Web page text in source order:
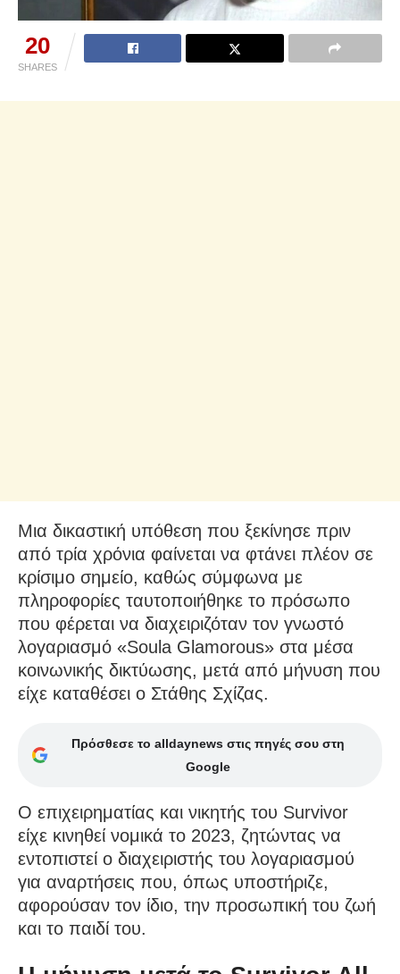
20
SHARES
Μια δικαστική υπόθεση που ξεκίνησε πριν
από τρία χρόνια φαίνεται να φτάνει πλέον σε
κρίσιμο σημείο, καθώς σύμφωνα με
πληροφορίες ταυτοποιήθηκε το πρόσωπο
που φέρεται να διαχειριζόταν τον γνωστό
λογαριασμό «Soula Glamorous» στα μέσα
κοινωνικής δικτύωσης, μετά από μήνυση που
είχε καταθέσει ο Στάθης Σχίζας.
Πρόσθεσε το alldaynews στις πηγές σου στη
Google
Ο επιχειρηματίας και νικητής του Survivor
είχε κινηθεί νομικά το 2023, ζητώντας να
εντοπιστεί ο διαχειριστής του λογαριασμού
για αναρτήσεις που, όπως υποστήριζε,
αφορούσαν τον ίδιο, την προσωπική του ζωή
και το παιδί του.